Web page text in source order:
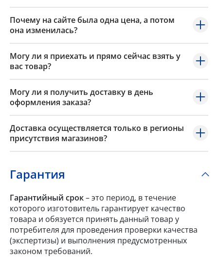
Почему на сайте была одна цена, а потом
она изменилась?
Могу ли я приехать и прямо сейчас взять у
вас товар?
Могу ли я получить доставку в день
оформления заказа?
Доставка осуществляется только в регионы
присутствия магазинов?
Гарантия
Гарантийный срок– это период, в течение
которого изготовитель гарантирует качество
товара и обязуется принять данный товар у
потребителя для проведения проверки качества
(экспертизы) и выполнения предусмотренных
законом требований.